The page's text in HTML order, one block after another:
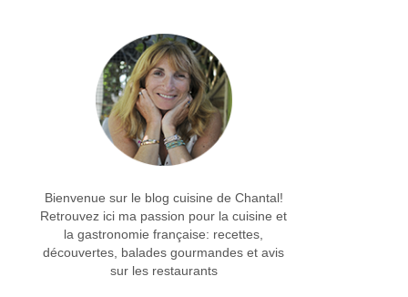
Bienvenue sur le blog cuisine de Chantal!
Retrouvez ici ma passion pour la cuisine et
la gastronomie française: recettes,
découvertes, balades gourmandes et avis
sur les restaurants